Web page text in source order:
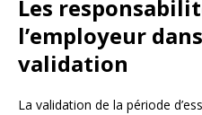
Les
l’employeur
validation
La validation de la période